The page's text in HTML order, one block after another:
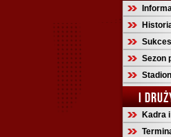
Sezon
Stadion
I
Kadra